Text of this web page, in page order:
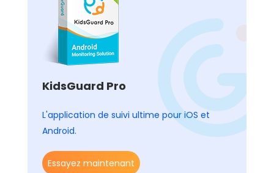
KidsGuard Pro
L'application de suivi ultime pour iOS et
Android.
Essayez maintenant